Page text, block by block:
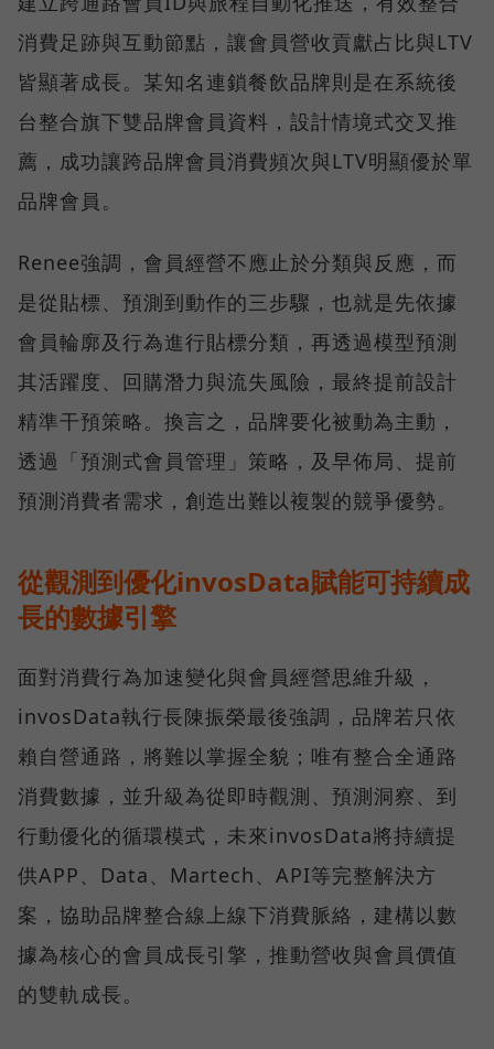
消費足跡與互動節點，讓會員營收貢獻占比與LTV
皆顯著成長。某知名連鎖餐飲品牌則是在系統後
台整合旗下雙品牌會員資料，設計情境式交叉推
薦，成功讓跨品牌會員消費頻次與LTV明顯優於單
品牌會員。
Renee強調，會員經營不應止於分類與反應，而
是從貼標、預測到動作的三步驟，也就是先依據
會員輪廓及行為進行貼標分類，再透過模型預測
其活躍度、回購潛力與流失風險，最終提前設計
精準干預策略。換言之，品牌要化被動為主動，
透過「預測式會員管理」策略，及早佈局、提前
預測消費者需求，創造出難以複製的競爭優勢。
從觀測到優化invosData賦能可持續成
長的數據引擎
面對消費行為加速變化與會員經營思維升級，
invosData執行長陳振榮最後強調，品牌若只依
賴自營通路，將難以掌握全貌；唯有整合全通路
消費數據，並升級為從即時觀測、預測洞察、到
行動優化的循環模式，未來invosData將持續提
供APP、Data、Martech、API等完整解決方
案，協助品牌整合線上線下消費脈絡，建構以數
據為核心的會員成長引擎，推動營收與會員價值
的雙軌成長。